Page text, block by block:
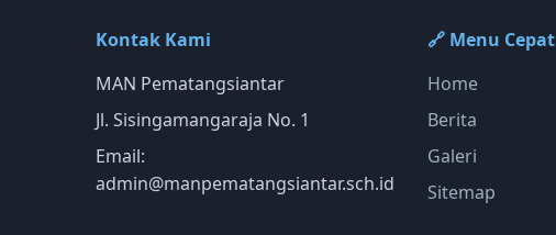
Kontak Kami
MAN Pematangsiantar
Jl. Sisingamangaraja No. 1
Email:
admin@manpematangsiantar.sch.id
🔗 Menu Cepat
Home
Berita
Galeri
Sitemap